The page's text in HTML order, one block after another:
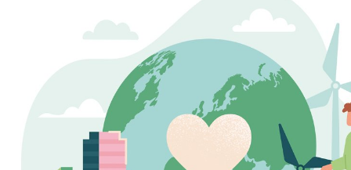
practitioners
(only in Dutch)